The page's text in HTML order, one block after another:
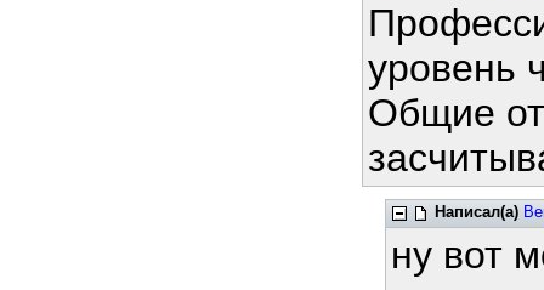
уровень
Общие
Написал(а)
ну вот